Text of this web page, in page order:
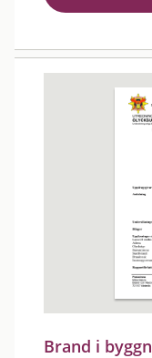
Brand i